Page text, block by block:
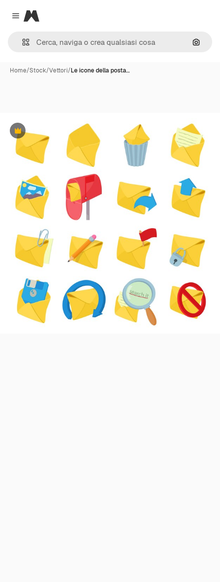
Close menu
Magnific
Cerca
Home/Stock/Vettori/Le icone della posta…
Premium